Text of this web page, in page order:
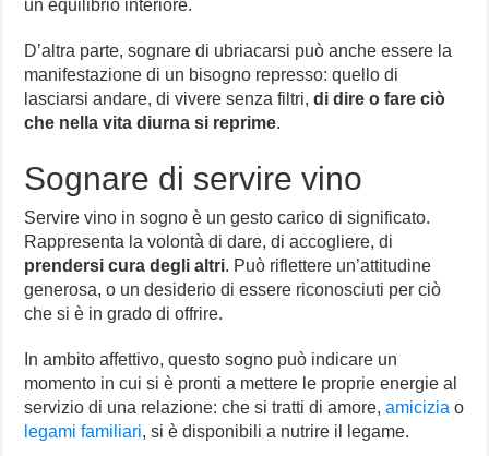
un equilibrio interiore.
D’altra parte, sognare di ubriacarsi può anche essere la
manifestazione di un bisogno represso: quello di
lasciarsi andare, di vivere senza filtri,di dire o fare ciò
che nella vita diurna si reprime.
Sognare di servire vino
Servire vino in sogno è un gesto carico di significato.
Rappresenta la volontà di dare, di accogliere, di
prendersi cura degli altri. Può riflettere un’attitudine
generosa, o un desiderio di essere riconosciuti per ciò
che si è in grado di offrire.
In ambito affettivo, questo sogno può indicare un
momento in cui si è pronti a mettere le proprie energie al
servizio di una relazione: che si tratti di amore,amicizia o
legami familiari, si è disponibili a nutrire il legame.